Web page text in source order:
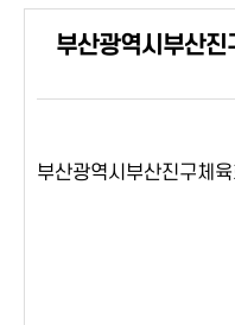
부산광역시부산진
부산광역시부산진구체